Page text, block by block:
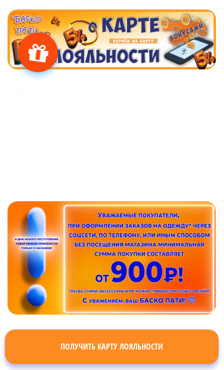
ПОЛУЧИТЬ КАРТУ ЛОЯЛЬНОСТИ